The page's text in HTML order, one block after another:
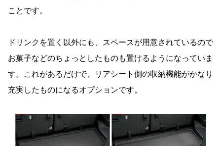
ことです。
ドリンクを置く以外にも、スペースが用意されているので
お菓子などのちょっとしたものも置けるようになっていま
す。これがあるだけで、リアシート側の収納機能がかなり
充実したものになるオプションです。